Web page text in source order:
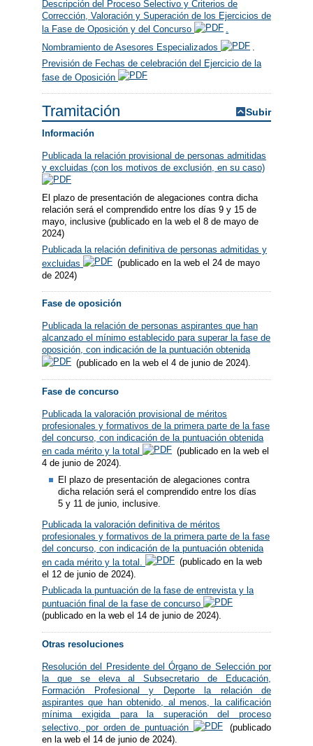
Descripción del Proceso Selectivo y Criterios de
Corrección, Valoración y Superación de los Ejercicios de
la Fase de Oposición y del Concurso
.
Nombramiento de Asesores Especializados
Previsión de Fechas de celebración del Ejercicio de la
fase de Oposición
Tramitación Subir
Información
Publicada la relación provisional de personas admitidas
y excluidas (con los motivos de exclusión, en su caso)
El plazo de presentación de alegaciones contra dicha
relación será el comprendido entre los días 9 y 15 de
mayo, inclusive (publicado en la web el 8 de mayo de
2024)
Publicada la relación definitiva de personas admitidas y
excluidas
(publicado en la web el 24 de mayo
de 2024)
Fase de oposición
Publicada la relación de personas aspirantes que han
alcanzado el mínimo establecido para superar la fase de
oposición, con indicación de la puntuación obtenida
(publicado en la web el 4 de junio de 2024).
Fase de concurso
Publicada la valoración provisional de méritos
profesionales y formativos de la primera parte de la fase
del concurso, con indicación de la puntuación obtenida
en cada mérito y la total
(publicado en la web el
4 de junio de 2024).
El plazo de presentación de alegaciones contra
dicha relación será el comprendido entre los días
5 y 11 de junio, inclusive.
Publicada la valoración definitiva de méritos
profesionales y formativos de la primera parte de la fase
del concurso, con indicación de la puntuación obtenida
en cada mérito y la total.
(publicado en la web
el 12 de junio de 2024).
Publicada la puntuación de la fase de entrevista y la
puntuación final de la fase de concurso
(publicado en la web el 14 de junio de 2024).
Otras resoluciones
Resolución del Presidente del Órgano de Selección por
la que se eleva al Subsecretario de Educación,
Formación Profesional y Deporte la relación de
aspirantes que han obtenido, al menos, la calificación
mínima exigida para la superación del proceso
selectivo, por orden de puntuación
(publicado
en la web el 14 de junio de 2024).